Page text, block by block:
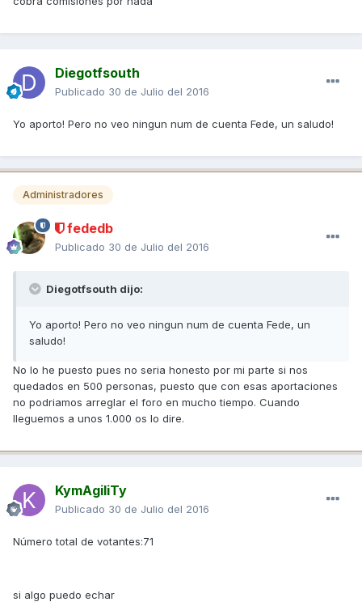
Diegotfsouth
Publicado 30 de Julio del 2016
Yo aporto! Pero no veo ningun num de cuenta Fede, un saludo!
Administradores
fededb
Publicado 30 de Julio del 2016
Diegotfsouth dijo:
Yo aporto! Pero no veo ningun num de cuenta Fede, un
saludo!
No lo he puesto pues no seria honesto por mi parte si nos
quedados en 500 personas, puesto que con esas aportaciones
no podriamos arreglar el foro en mucho tiempo. Cuando
lleguemos a unos 1.000 os lo dire.
KymAgiliTy
Publicado 30 de Julio del 2016
Número total de votantes:71
si algo puedo echar